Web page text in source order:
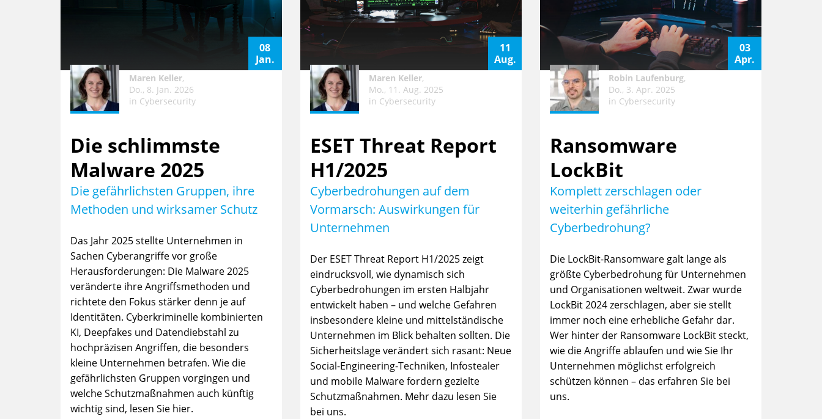
08
Jan.
Maren Keller,
Do., 8. Jan. 2026
in Cybersecurity
Die schlimmste
Malware 2025
Die gefährlichsten Gruppen, ihre
Methoden und wirksamer Schutz
Das Jahr 2025 stellte Unternehmen in
Sachen Cyberangriffe vor große
Herausforderungen: Die Malware 2025
veränderte ihre Angriffsmethoden und
richtete den Fokus stärker denn je auf
Identitäten. Cyberkriminelle kombinierten
KI, Deepfakes und Datendiebstahl zu
hochpräzisen Angriffen, die besonders
kleine Unternehmen betrafen. Wie die
gefährlichsten Gruppen vorgingen und
welche Schutzmaßnahmen auch künftig
wichtig sind, lesen Sie hier.
11
Aug.
Maren Keller,
Mo., 11. Aug. 2025
in Cybersecurity
ESET Threat Report
H1/2025
Cyberbedrohungen auf dem
Vormarsch: Auswirkungen für
Unternehmen
Der ESET Threat Report H1/2025 zeigt
eindrucksvoll, wie dynamisch sich
Cyberbedrohungen im ersten Halbjahr
entwickelt haben – und welche Gefahren
insbesondere kleine und mittelständische
Unternehmen im Blick behalten sollten. Die
Sicherheitslage verändert sich rasant: Neue
Social-Engineering-Techniken, Infostealer
und mobile Malware fordern gezielte
Schutzmaßnahmen. Mehr dazu lesen Sie
bei uns.
03
Apr.
Robin Laufenburg,
Do., 3. Apr. 2025
in Cybersecurity
Ransomware
LockBit
Komplett zerschlagen oder
weiterhin gefährliche
Cyberbedrohung?
Die LockBit-Ransomware galt lange als
größte Cyberbedrohung für Unternehmen
und Organisationen weltweit. Zwar wurde
LockBit 2024 zerschlagen, aber sie stellt
immer noch eine erhebliche Gefahr dar.
Wer hinter der Ransomware LockBit steckt,
wie die Angriffe ablaufen und wie Sie Ihr
Unternehmen möglichst erfolgreich
schützen können – das erfahren Sie bei
uns.